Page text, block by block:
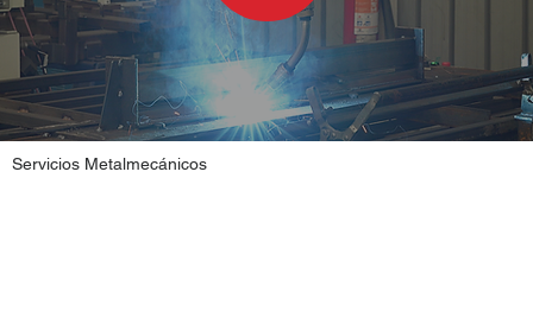
Servicios Metalmecánicos